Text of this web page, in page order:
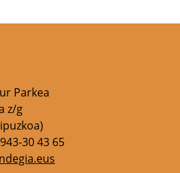
Parkea
z/g
30 43 65